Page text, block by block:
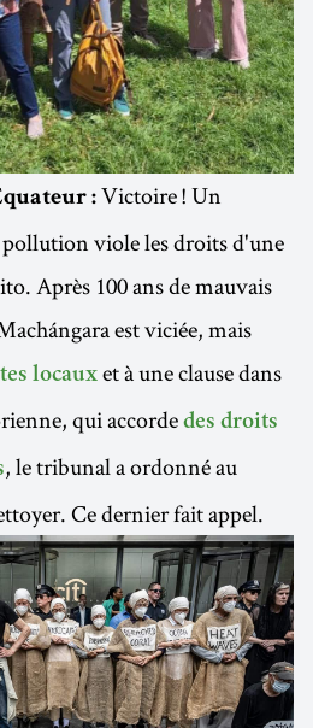
: Victoire ! Un
viole les droits d'une
Après 100 ans de mauvais
est viciée, mais
locaux et à une clause dans
qui accorde des droits
, le tribunal a ordonné au
Ce dernier fait appel.